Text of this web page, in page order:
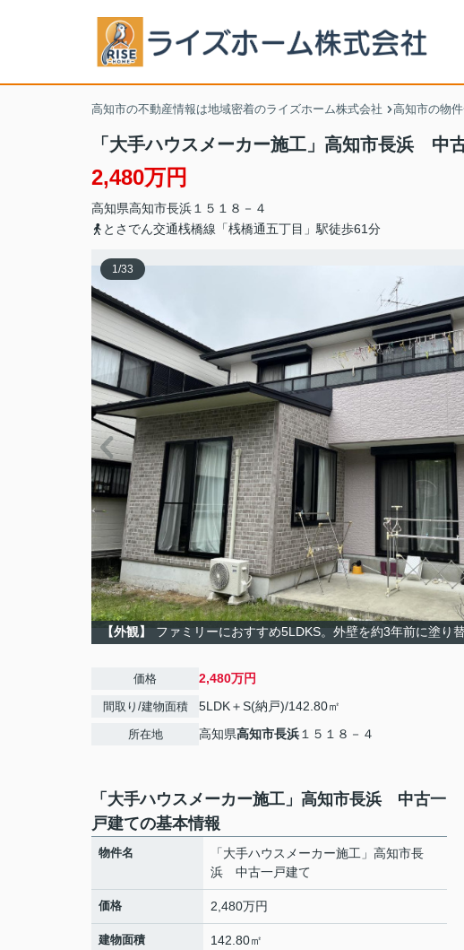
高知市の不動産情報は地域密着のライズホーム株式会社 高知市の物
「大手ハウスメーカー施工」高知市長浜 中
2,480万円
高知県高知市長浜 １５１８－４
とさでん交通桟橋線「桟橋通五丁目」駅徒歩61分
1/33
【外観】 ファミリーにおすすめ5LDKS。外壁を約3年前に塗り
価格 2,480万円
間取り/建物面積 5LDK＋S(納戸)/142.80㎡
所在地 高知県高知市長浜 １５１８－４
「大手ハウスメーカー施工」高知市長浜 中古一
戸建ての基本情報
物件名
「大手ハウスメーカー施工」高知市長
浜 中古一戸建て
価格 2,480万円
建物面積 142.80㎡